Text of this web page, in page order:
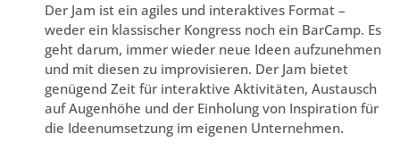
Der Jam ist ein agiles und interaktives Format –
weder ein klassischer Kongress noch ein BarCamp. Es
geht darum, immer wieder neue Ideen aufzunehmen
und mit diesen zu improvisieren. Der Jam bietet
genügend Zeit für interaktive Aktivitäten, Austausch
auf Augenhöhe und der Einholung von Inspiration für
die Ideenumsetzung im eigenen Unternehmen.